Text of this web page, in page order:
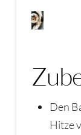
Den
Hitze